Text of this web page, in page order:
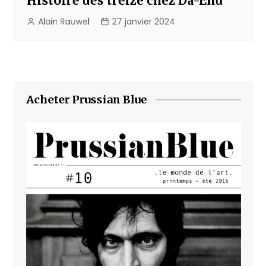
Alain Rauwel 27 janvier 2024
Acheter Prussian Blue